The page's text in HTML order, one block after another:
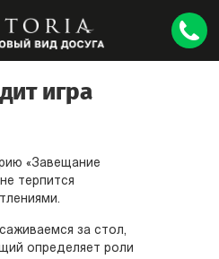
игра
«Завещание
терпится
за стол,
определяет роли